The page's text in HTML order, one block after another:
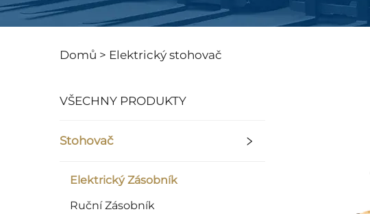
Domů > Elektrický stohovač
VŠECHNY PRODUKTY
Stohovač
Elektrický Zásobník
Ruční Zásobník